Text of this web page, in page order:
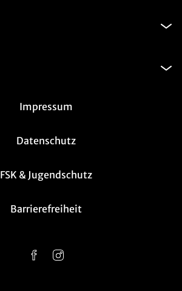
Impressum
Datenschutz
FSK & Jugendschutz
Barrierefreiheit